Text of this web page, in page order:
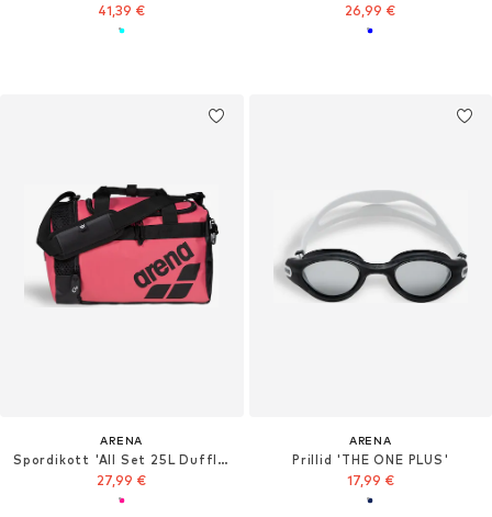
41,39 € 26,99 €
ARENA
Spordikott 'All Set 25L Duffle '
27,99 €
ARENA
Prillid 'THE ONE PLUS'
17,99 €